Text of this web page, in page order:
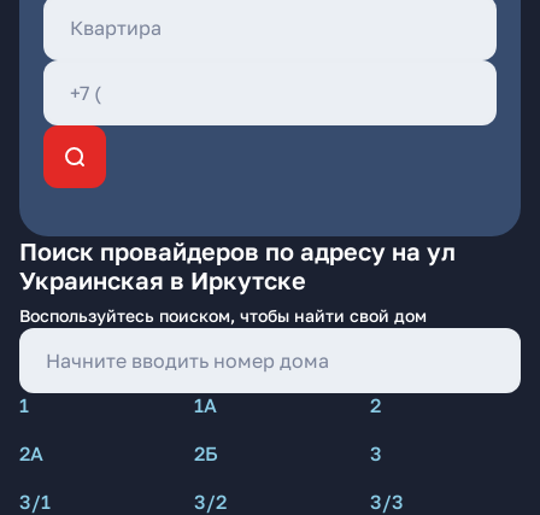
Поиск провайдеров по адресу на ул
Украинская в Иркутске
Воспользуйтесь поиском, чтобы найти свой дом
1 1А
2
2А
2Б
3
3/1
3/2
3/3